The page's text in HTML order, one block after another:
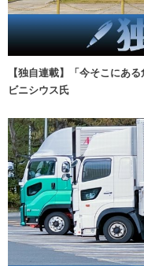
【独自連載】「今そこにあ
ビニシウス氏